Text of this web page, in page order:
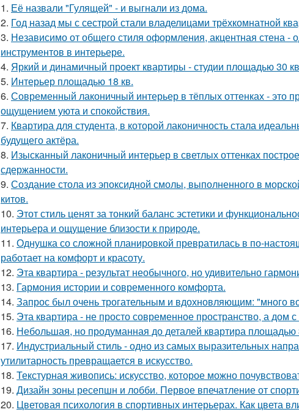
1. Её назвали "Гулящей" - и выгнали из дома.
2. Год назад мы с сестрой стали владелицами трёхкомнатной
3. Независимо от общего стиля оформления, акцентная стена
инструментов в интерьере.
4. Яркий и динамичный проект квартиры - студии площадью 30
5. Интерьер площадью 18 кв.
6. Современный лаконичный интерьер в тёплых оттенках - это
ощущением уюта и спокойствия.
7. Квартира для студента, в которой лаконичность стала
будущего актёра.
8. Изысканный лаконичный интерьер в светлых оттенках
сдержанности.
9. Создание стола из эпоксидной смолы, выполненного в
китов.
10. Этот стиль ценят за тонкий баланс эстетики и
интерьера и ощущение близости к природе.
11. Однушка со сложной планировкой превратилась в по-
работает на комфорт и красоту.
12. Эта квартира - результат необычного, но удивительно
13. Гармония истории и современного комфорта.
14. Запрос был очень трогательным и вдохновляющим: "много
15. Эта квартира - не просто современное пространство, а дом
16. Небольшая, но продуманная до деталей квартира площадью
17. Индустриальный стиль - одно из самых выразительных
утилитарность превращается в искусство.
18. Текстурная живопись: искусство, которое можно
19. Дизайн зоны ресепшн и лобби. Первое впечатление от
20. Цветовая психология в спортивных интерьерах. Как цвета